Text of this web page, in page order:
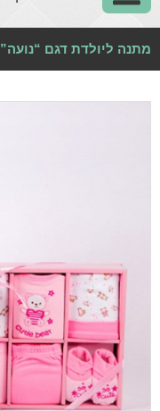
מתנה ליולדת דגם “נועה”